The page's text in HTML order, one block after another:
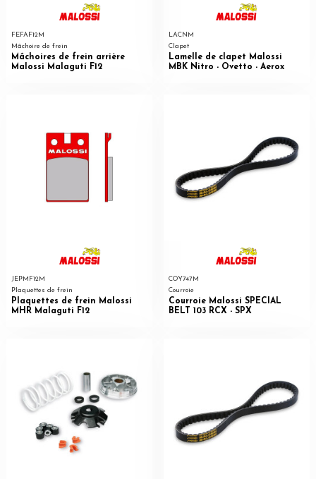
FEFAF12M
Mâchoire de frein
Mâchoires de frein arrière
Malossi Malaguti F12
LACNM
Clapet
Lamelle de clapet Malossi
MBK Nitro - Ovetto - Aerox
JEPMF12M
Plaquettes de frein
Plaquettes de frein Malossi
MHR Malaguti F12
COY747M
Courroie
Courroie Malossi SPECIAL
BELT 103 RCX - SPX